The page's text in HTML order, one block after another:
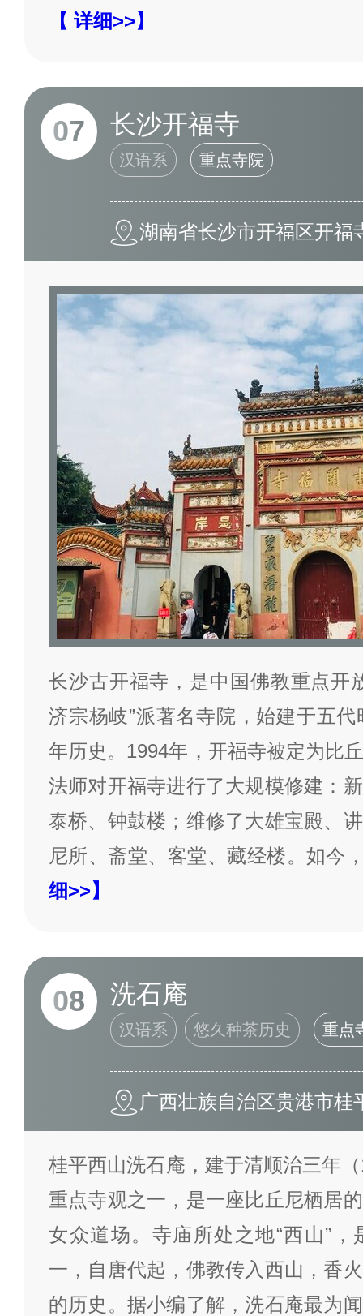
【 详细>>】
07 长沙开福寺
汉语系 重点寺院
湖南省长沙市开福区开福
长沙古开福寺，是中国佛教重点开
济宗杨岐”派著名寺院，始建于五
年历史。1994年，开福寺被定为比
法师对开福寺进行了大规模修建：
泰桥、钟鼓楼；维修了大雄宝殿、
尼所、斋堂、客堂、藏经楼。如今
细>>】
08 洗石庵
汉语系 悠久种茶历史 重点
广西壮族自治区贵港市桂
桂平西山洗石庵，建于清顺治三年
重点寺观之一，是一座比丘尼栖居
女众道场。寺庙所处之地“西山”
一，自唐代起，佛教传入西山，香
的历史。据小编了解，洗石庵最为